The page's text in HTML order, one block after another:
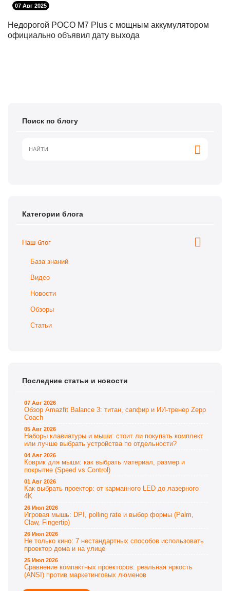
07 Авг 2025
Недорогой POCO M7 Plus с мощным аккумулятором
официально объявил дату выхода
Поиск по блогу
Категории блога
Наш блог
База знаний
Видео
Новости
Обзоры
Статьи
Последние статьи и новости
07 Авг 2026
Обзор Amazfit Balance 3: титан, сапфир и ИИ-тренер Zepp
Coach
05 Авг 2026
Наборы клавиатуры и мыши: стоит ли покупать комплект
или лучше выбрать устройства по отдельности?
04 Авг 2026
Коврик для мыши: как выбрать материал, размер и
покрытие (Speed vs Control)
01 Авг 2026
Как выбрать проектор: от карманного LED до лазерного
4K
26 Июл 2026
Игровая мышь: DPI, polling rate и выбор формы (Palm,
Claw, Fingertip)
26 Июл 2026
Не только кино: 7 нестандартных способов использовать
проектор дома и на улице
25 Июл 2026
Сравнение компактных проекторов: реальная яркость
(ANSI) против маркетинговых люменов